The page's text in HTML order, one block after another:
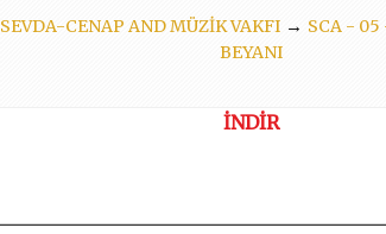
SEVDA-CENAP AND MÜZİK VAKFI → SCA - 05
BEYANI
İNDİR